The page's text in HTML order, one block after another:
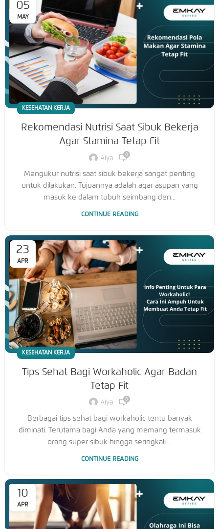
05
MAY
KESEHATAN KERJA
Rekomendasi Nutrisi Saat Sibuk Bekerja
Agar Stamina Tetap Fit
Alya 0
Mengukur nutrisi saat sibuk bekerja sangat penting
untuk dilakukan. Tujuannya adalah agar asupan yang
masuk ke dalam tubuh seimbang den...
CONTINUE READING
23
APR
KESEHATAN KERJA
Tips Sehat Bagi Workaholic Agar Badan
Tetap Fit
Alya 0
Berbagai tips sehat bagi workaholic tentu banyak
diminati. Terutama bagi Anda yang memang termasuk
orang super sibuk hingga seringkali ...
CONTINUE READING
10
APR